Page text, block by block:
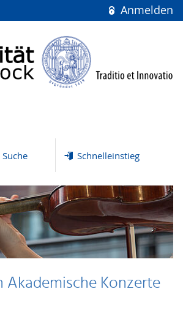
Anmelden
Suche Schnelleinstieg
Akademische Konzerte